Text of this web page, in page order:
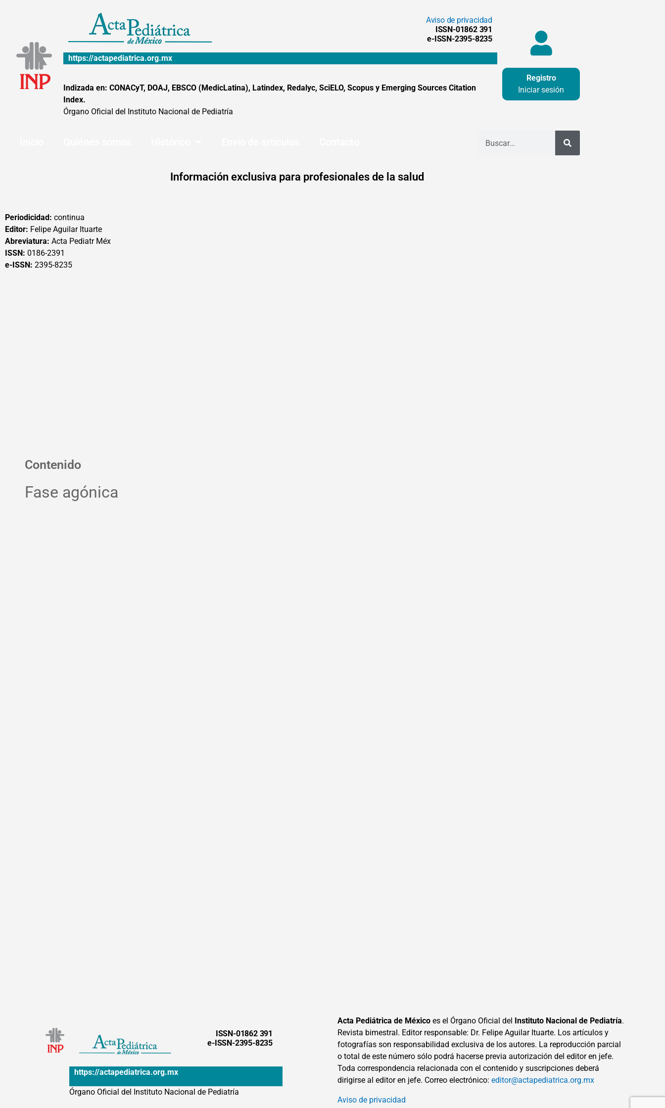
Aviso de privacidad
ISSN-01862 391
e-ISSN-2395-8235
https://actapediatrica.org.mx
Indizada en: CONACyT, DOAJ, EBSCO (MedicLatina), Latindex, Redalyc, SciELO, Scopus y Emerging Sources Citation
Index.
Órgano Oficial del Instituto Nacional de Pediatría
Registro
Iniciar sesión
Información exclusiva para profesionales de la salud
Periodicidad: continua
Editor: Felipe Aguilar Ituarte
Abreviatura: Acta Pediatr Méx
ISSN: 0186-2391
e-ISSN: 2395-8235
Contenido
Fase agónica
ISSN-01862 391
e-ISSN-2395-8235
https://actapediatrica.org.mx
Órgano Oficial del Instituto Nacional de Pediatría
Acta Pediátrica de México es el Órgano Oficial del Instituto Nacional de Pediatría.
Revista bimestral. Editor responsable: Dr. Felipe Aguilar Ituarte. Los artículos y
fotografías son responsabilidad exclusiva de los autores. La reproducción parcial
o total de este número sólo podrá hacerse previa autorización del editor en jefe.
Toda correspondencia relacionada con el contenido y suscripciones deberá
dirigirse al editor en jefe. Correo electrónico: editor@actapediatrica.org.mx
Aviso de privacidad